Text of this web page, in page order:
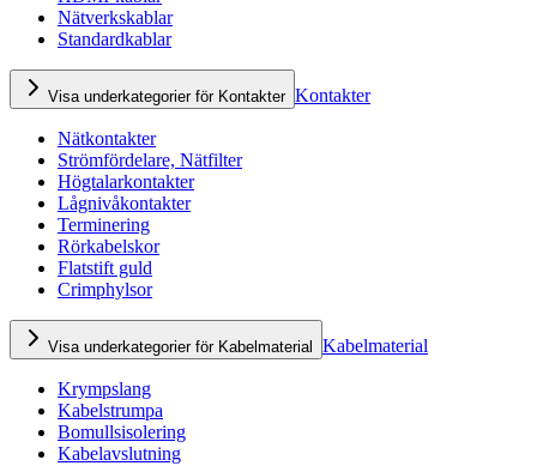
Nätverkskablar
Standardkablar
Visa underkategorier för Kontakter Kontakter
Nätkontakter
Strömfördelare, Nätfilter
Högtalarkontakter
Lågnivåkontakter
Terminering
Rörkabelskor
Flatstift guld
Crimphylsor
Visa underkategorier för Kabelmaterial Kabelmaterial
Krympslang
Kabelstrumpa
Bomullsisolering
Kabelavslutning